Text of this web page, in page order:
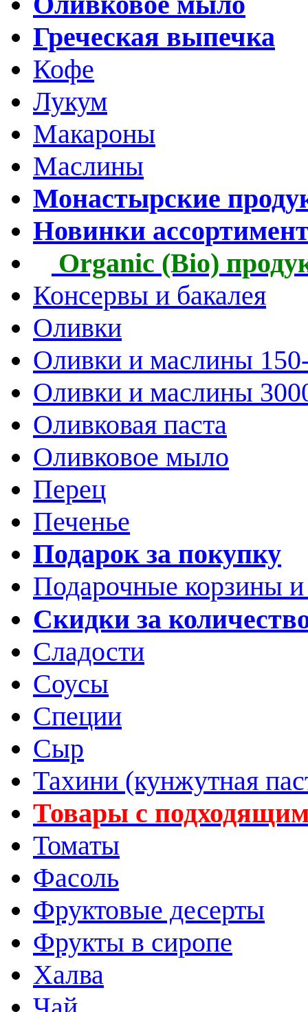
Греческая выпечка
Кофе
Лукум
Макароны
Маслины
Монастырские
Новинки
Organic (Bio)
Консервы и бакалея
Оливки
Оливки и маслины
Оливки и маслины
Оливковая паста
Оливковое мыло
Перец
Печенье
Подарок за покупку
Подарочные корзины
Скидки за
Сладости
Соусы
Специи
Сыр
Тахини (кунжутная
Товары с
Томаты
Фасоль
Фруктовые десерты
Фрукты в сиропе
Халва